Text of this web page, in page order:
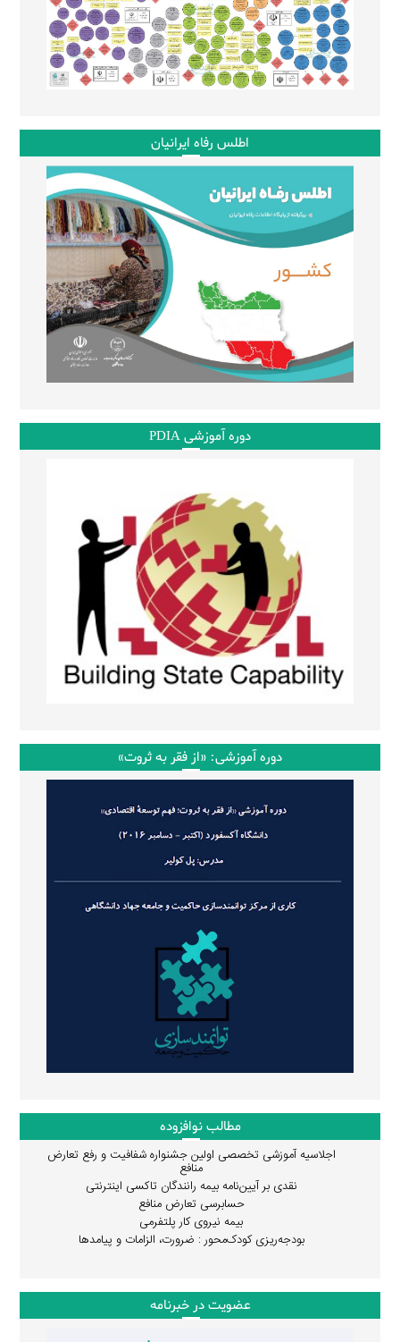
اطلس رفاه ایرانیان
دوره آموزشی PDIA
دوره آموزشی: «از فقر به ثروت»
مطالب نوافزوده
اجلاسیه آموزشی تخصصی اولین جشنواره شفافیت و رفع تعارض
منافع
نقدی بر آیین‌نامه بیمه رانندگان تاکسی اینترنتی
حسابرسی تعارض منافع
بیمه نیروی کار پلتفرمی
بودجه‌ریزی کودک‌محور : ضرورت، الزامات و پیامدها
عضویت در خبرنامه